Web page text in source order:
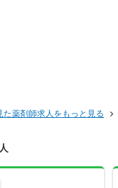
た薬剤師求人をもっと見る